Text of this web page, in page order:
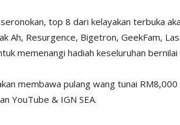
top 8 dari kelayakan terbuka
Ah, Resurgence, Bigetron, GeekFam,
memenangi hadiah keseluruhan
membawa pulang wang tunai
YouTube & IGN SEA.